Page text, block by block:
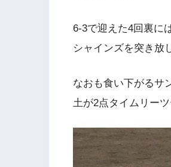
6-3で迎えた4回裏に
シャインズを突き放
なおも食い下がるサ
土が2点タイムリー